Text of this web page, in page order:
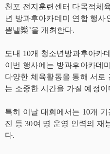
천포 전지훈련센터 다목적체
년 방과후아카데미 연합 행사
뽐낼樂’을 개최한다.
도내 10개 청소년방과후아카
이번 행사에는 방과후아카데
다양한 체육활동을 통해 서로
는 소중한 시간을 가질 예정이
특히 이날 대회에서는 10개
진 등 30여 명 운영 인력의 재
다.